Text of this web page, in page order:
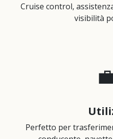
Cruise control,
visibilità
Perfetto per